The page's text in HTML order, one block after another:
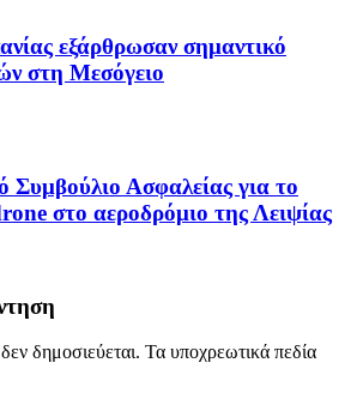
εξάρθρωσαν σημαντικό
στη Μεσόγειο
Συμβούλιο Ασφαλείας για το
στο αεροδρόμιο της Λειψίας
δημοσιεύεται. Τα υποχρεωτικά πεδία